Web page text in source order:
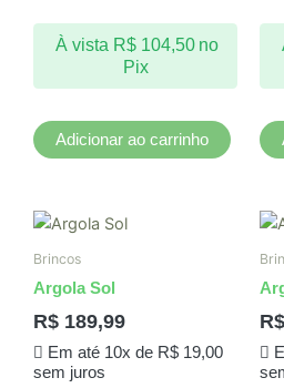
À vista R$104,50 no
Pix
Adicionar ao carrinho
Brincos
Argola Sol
R$ 189,99
Em até 10x de R$19,00
sem juros
R$